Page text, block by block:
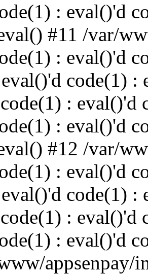
: eval()'d
#11 /var/
: eval()'d
code(1) :
: eval()'d
: eval()'d
#12 /var/
: eval()'d
code(1) :
: eval()'d
: eval()'d
appsenpay/